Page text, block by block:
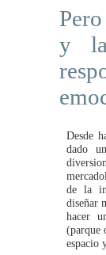
y
Desde
dado
de la
diseñar
hacer
(parque
espacio